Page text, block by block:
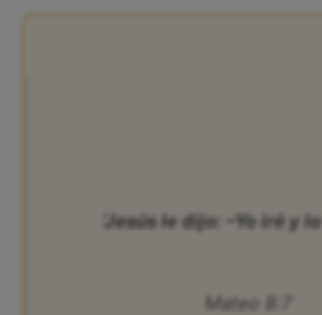
‘Jesús le dijo: –Yo iré y lo
Mateo 8:7